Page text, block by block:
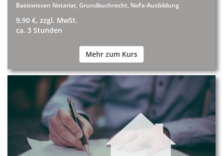
Basiswissen Notariat, Grundbuchrecht, NoFa-Ausbildung
9,90 €, zzgl. MwSt.
ca. 3 Stunden
Mehr zum Kurs